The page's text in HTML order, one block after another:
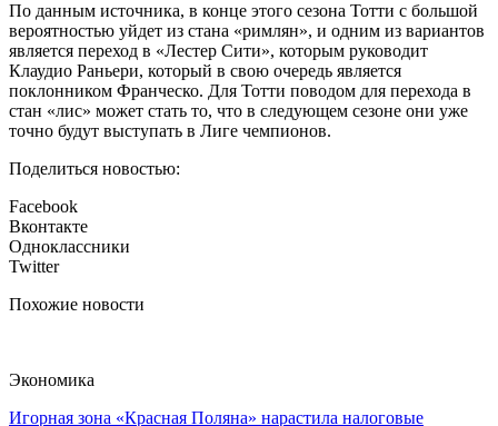
По данным источника, в конце этого сезона Тотти с большой
вероятностью уйдет из стана «римлян», и одним из вариантов
является переход в «Лестер Сити», которым руководит
Клаудио Раньери, который в свою очередь является
поклонником Франческо. Для Тотти поводом для перехода в
стан «лис» может стать то, что в следующем сезоне они уже
точно будут выступать в Лиге чемпионов.
Поделиться новостью:
Facebook
Вконтакте
Одноклассники
Twitter
Похожие новости
Экономика
Игорная зона «Красная Поляна» нарастила налоговые